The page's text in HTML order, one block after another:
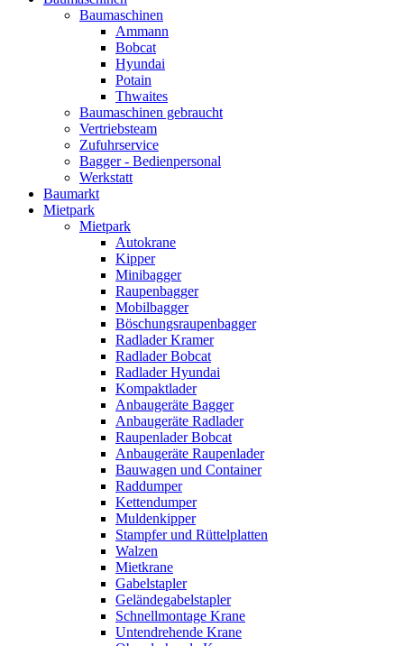
Baumaschinen
Ammann
Bobcat
Hyundai
Potain
Thwaites
Baumaschinen gebraucht
Vertriebsteam
Zufuhrservice
Bagger - Bedienpersonal
Werkstatt
Baumarkt
Mietpark
Mietpark
Autokrane
Kipper
Minibagger
Raupenbagger
Mobilbagger
Böschungsraupenbagger
Radlader Kramer
Radlader Bobcat
Radlader Hyundai
Kompaktlader
Anbaugeräte Bagger
Anbaugeräte Radlader
Raupenlader Bobcat
Anbaugeräte Raupenlader
Bauwagen und Container
Raddumper
Kettendumper
Muldenkipper
Stampfer und Rüttelplatten
Walzen
Mietkrane
Gabelstapler
Geländegabelstapler
Schnellmontage Krane
Untendrehende Krane